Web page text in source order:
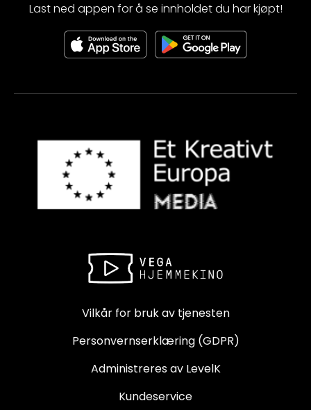
Last ned appen for å se innholdet du har kjøpt!
Vilkår for bruk av tjenesten
Personvernserklæring (GDPR)
Administreres av LevelK
Kundeservice